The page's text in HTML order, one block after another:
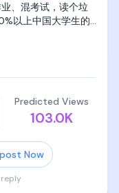
在1970年代发明
的直觉，你也没有
灵感来源，
、折腾tree、折腾
自己手写编译器的
且是一种巨大的折
转换到频域，为什
，为什么要设计
、混考试，读个垃
以上中国大学生的
轻工、天津中德这
中都不学习，大学哪
气、电子、电类专
岁是很多人这辈
的年龄和状态了。
力、学习能力、思
Predicted Views
103.0K
Now